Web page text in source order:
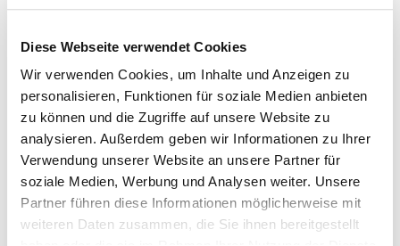
Diese Webseite verwendet Cookies
Wir verwenden Cookies, um Inhalte und Anzeigen zu
personalisieren, Funktionen für soziale Medien anbieten
zu können und die Zugriffe auf unsere Website zu
analysieren. Außerdem geben wir Informationen zu Ihrer
Verwendung unserer Website an unsere Partner für
soziale Medien, Werbung und Analysen weiter. Unsere
Partner führen diese Informationen möglicherweise mit
weiteren Daten zusammen, die Sie ihnen bereitgestellt
904784 80 x 25000 mm 1.5 mm
1 Pieces 4064827279588